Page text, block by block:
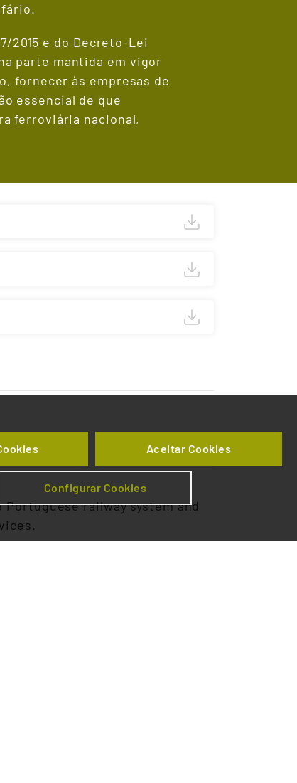
2015 e do Decreto-Lei
parte mantida em vigor
fornecer às empresas de
essencial de que
ferroviária nacional,
railway system and
Configurar Cookies
Aceitar Cookies